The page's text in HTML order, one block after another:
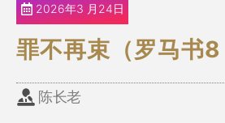
2026年3 月24日
罪不再束（罗马书
陈长老